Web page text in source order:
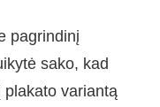
pagrindinį
sako, kad
plakato variantą